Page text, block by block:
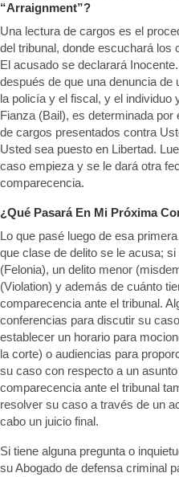
“Arraignment”?
Una lectura de cargos es el
del tribunal, donde escuchará los
El acusado se declarará
después de que una denuncia
la policía y el fiscal, y el
Fianza (Bail), es determinada por
de cargos presentados contra
Usted sea puesto en Libertad.
caso empieza y se le dará otra
comparecencia.
¿Qué Pasará En Mi Próxima
Lo que pasé luego de esa
que clase de delito se le acusa;
(Felonia), un delito menor
(Violation) y además de cuánto
comparecencia ante el tribunal.
conferencias para discutir su
establecer un horario para
la corte) o audiencias para
su caso con respecto a un
comparecencia ante el tribunal
resolver su caso a través de un
cabo un juicio final.
Si tiene alguna pregunta o
su Abogado de defensa criminal